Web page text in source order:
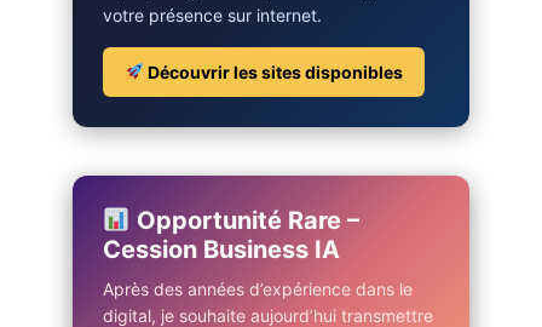
votre présence sur internet.
Découvrir les sites disponibles
Opportunité Rare –
Cession Business IA
Après des années d’expérience dans le
digital, je souhaite aujourd’hui transmettre